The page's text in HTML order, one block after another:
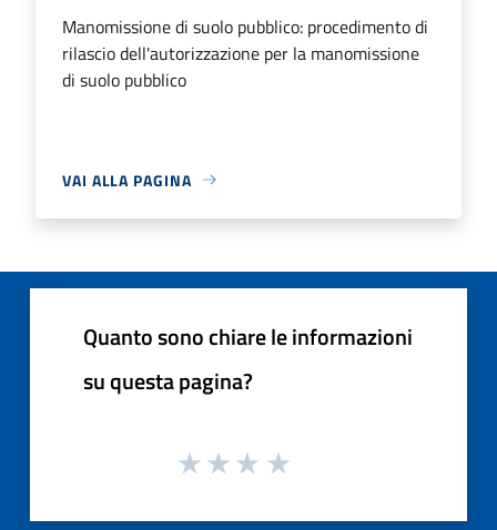
Manomissione di suolo pubblico: procedimento di
rilascio dell'autorizzazione per la manomissione
di suolo pubblico
VAI ALLA PAGINA
Quanto sono chiare le informazioni
su questa pagina?